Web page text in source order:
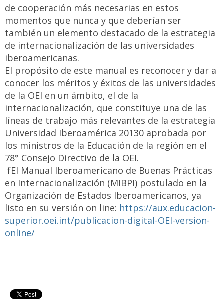
de cooperación más necesarias en estos
momentos que nunca y que deberían ser
también un elemento destacado de la estrategia
de internacionalización de las universidades
iberoamericanas.
El propósito de este manual es reconocer y dar a
conocer los méritos y éxitos de las universidades
de la OEI en un ámbito, el de la
internacionalización, que constituye una de las
líneas de trabajo más relevantes de la estrategia
Universidad Iberoamérica 20130 aprobada por
los ministros de la Educación de la región en el
78° Consejo Directivo de la OEI.
fEl Manual Iberoamericano de Buenas Prácticas
en Internacionalización (MIBPI) postulado en la
Organización de Estados Iberoamericanos, ya
listo en su versión on line: https://aux.educacion-
superior.oei.int/publicacion-digital-OEI-version-
online/